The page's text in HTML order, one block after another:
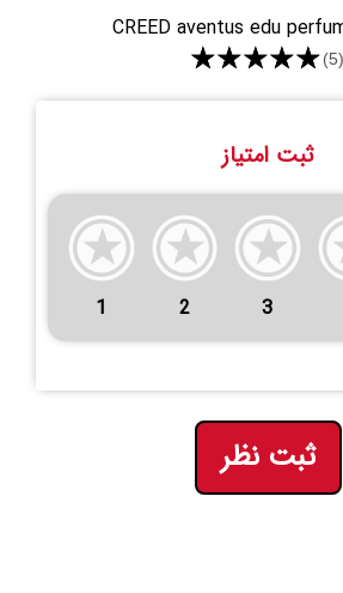
CREED aventus edu
★★★★★(5)
ثبت امتیاز
1 2 3
ثبت نظر